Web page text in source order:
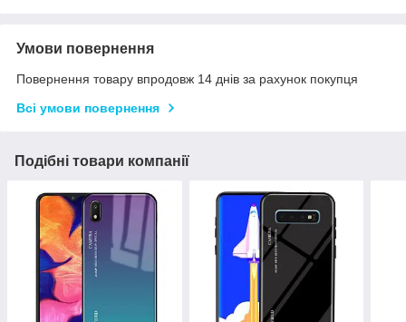
Умови повернення
Повернення товару впродовж 14 днів за рахунок покупця
Всі умови повернення
Подібні товари компанії